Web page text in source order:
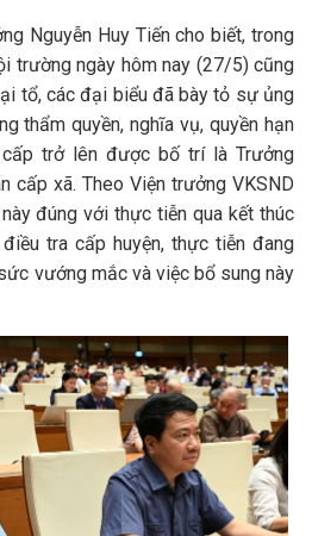
Nguyễn Huy Tiến cho biết, trong
trường ngày hôm nay (27/5) cũng
tổ, các đại biểu đã bày tỏ sự ủng
thẩm quyền, nghĩa vụ, quyền hạn
trở lên được bố trí là Trưởng
cấp xã. Theo Viện trưởng VKSND
đúng với thực tiễn qua kết thúc
tra cấp huyện, thực tiễn đang
vướng mắc và việc bổ sung này